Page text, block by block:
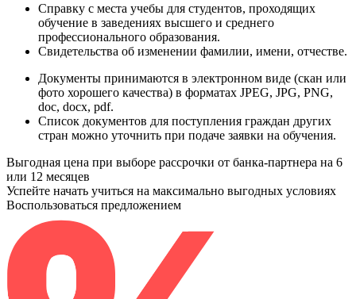
Справку с места учебы для студентов, проходящих
обучение в заведениях высшего и среднего
профессионального образования.
Свидетельства об изменении фамилии, имени, отчестве.
Документы принимаются в электронном виде (скан или
фото хорошего качества) в форматах JPEG, JPG, PNG,
doc, docx, pdf.
Список документов для поступления граждан других
стран можно уточнить при подаче заявки на обучения.
Выгодная цена при выборе рассрочки от банка-партнера на 6
или 12 месяцев
Успейте начать учиться на максимально выгодных условиях
Воспользоваться предложением